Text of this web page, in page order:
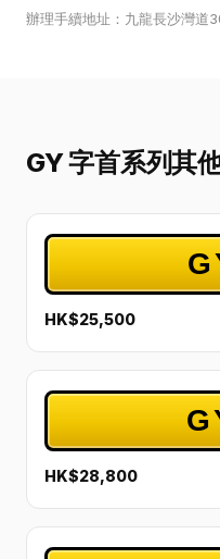
辦理手續地址：九龍長沙灣道
GY 字首系列其
HK$25,500
HK$28,800